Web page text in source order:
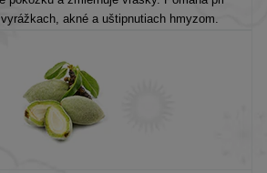
akné a uštipnutiach hmyzom.